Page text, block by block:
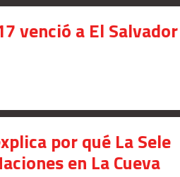
venció a El
por qué La Sele
en La Cueva